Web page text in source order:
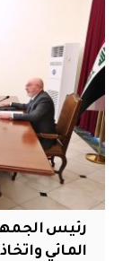
رئيس
المائي